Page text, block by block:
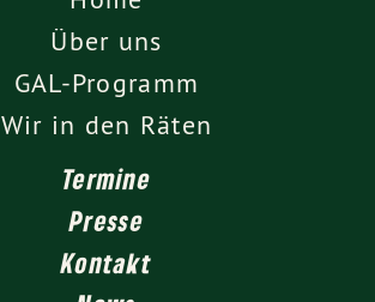
Über uns
GAL-Programm
Wir in den Räten
Termine
Presse
Kontakt